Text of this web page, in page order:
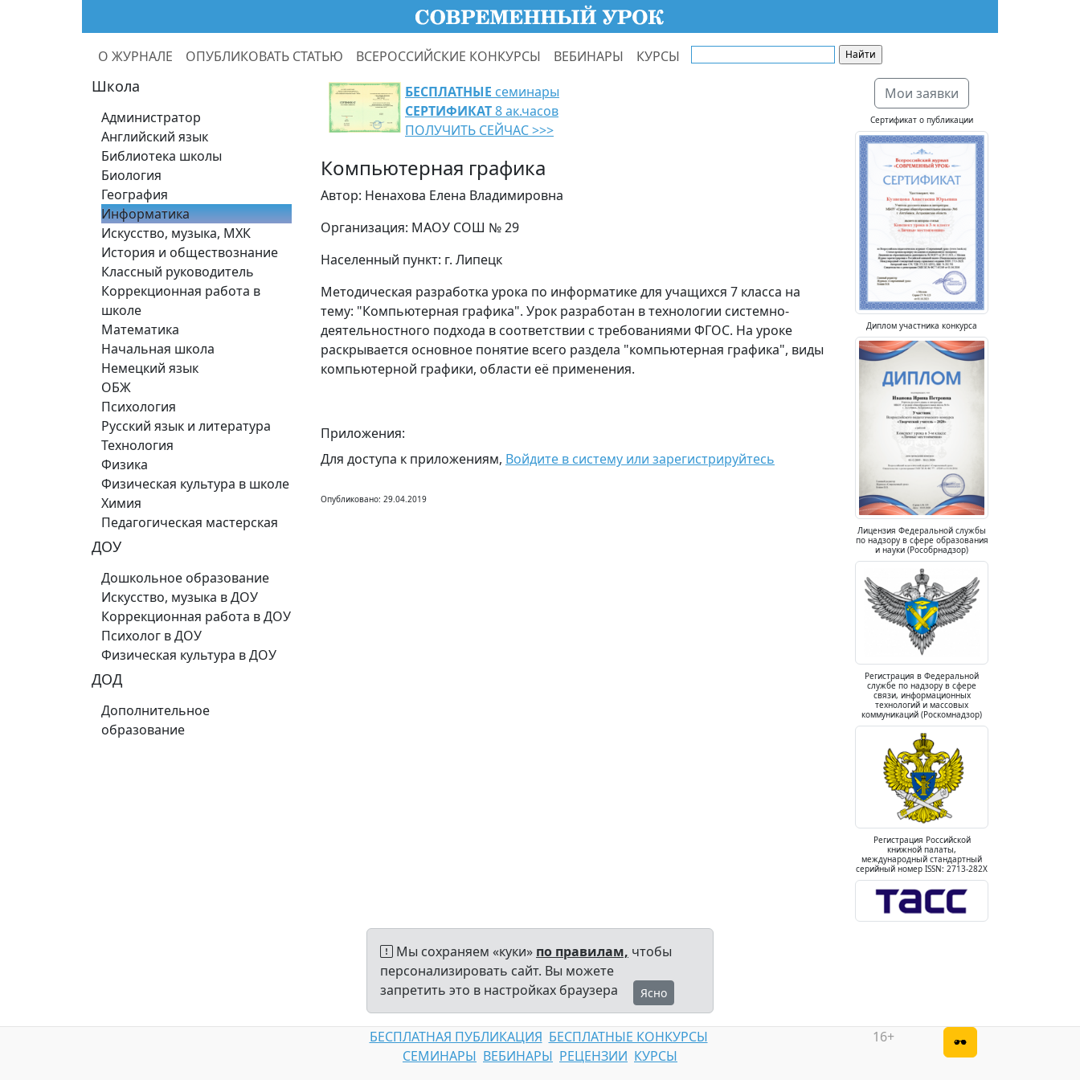
О ЖУРНАЛЕ ОПУБЛИКОВАТЬ СТАТЬЮ ВСЕРОССИЙСКИЕ КОНКУРСЫ ВЕБИНАРЫ КУРСЫ
Школа
Администратор
Английский язык
Библиотека школы
Биология
География
Информатика
Искусство, музыка, МХК
История и обществознание
Классный руководитель
Коррекционная работа в
школе
Математика
Начальная школа
Немецкий язык
ОБЖ
Психология
Русский язык и литература
Технология
Физика
Физическая культура в школе
Химия
Педагогическая мастерская
ДОУ
Дошкольное образование
Искусство, музыка в ДОУ
Коррекционная работа в ДОУ
Психолог в ДОУ
Физическая культура в ДОУ
ДОД
Дополнительное
образование
БЕСПЛАТНЫЕ семинары
СЕРТИФИКАТ8 ак.часов
ПОЛУЧИТЬ СЕЙЧАС >>>
Компьютерная графика
Автор: Ненахова Елена Владимировна
Организация: МАОУ СОШ № 29
Населенный пункт: г. Липецк
Методическая разработка урока по информатике для учащихся 7 класса на
тему: "Компьютерная графика". Урок разработан в технологии системно-
деятельностного подхода в соответствии с требованиями ФГОС. На уроке
раскрывается основное понятие всего раздела "компьютерная графика", виды
компьютерной графики, области её применения.
Приложения:
Для доступа к приложениям, Войдите в систему или зарегистрируйтесь
Опубликовано: 29.04.2019
Мои заявки
Сертификат о публикации
Диплом участника конкурса
Лицензия Федеральной службы
по надзору в сфере образования
и науки (Рособрнадзор)
Регистрация в Федеральной
службе по надзору в сфере
связи, информационных
технологий и массовых
коммуникаций (Роскомнадзор)
Регистрация Российской
книжной палаты,
международный стандартный
серийный номер ISSN: 2713-282X
Мы сохраняем «куки» по правилам, чтобы
персонализировать сайт. Вы можете
запретить это в настройках браузера
Ясно
БЕСПЛАТНАЯ ПУБЛИКАЦИЯ БЕСПЛАТНЫЕ КОНКУРСЫ
СЕМИНАРЫ ВЕБИНАРЫ РЕЦЕНЗИИ КУРСЫ
16+